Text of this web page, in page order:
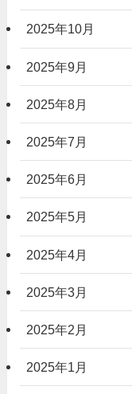
2025年10月
2025年9月
2025年8月
2025年7月
2025年6月
2025年5月
2025年4月
2025年3月
2025年2月
2025年1月